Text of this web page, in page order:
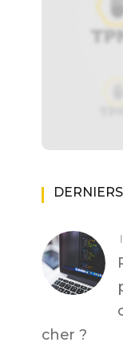
cher ?